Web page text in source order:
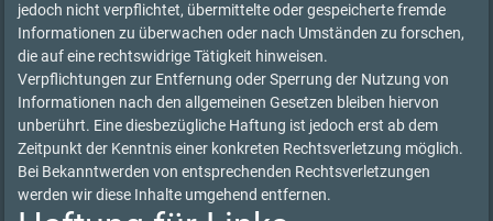
jedoch nicht verpflichtet, übermittelte oder gespeicherte fremde
Informationen zu überwachen oder nach Umständen zu forschen,
die auf eine rechtswidrige Tätigkeit hinweisen.
Verpflichtungen zur Entfernung oder Sperrung der Nutzung von
Informationen nach den allgemeinen Gesetzen bleiben hiervon
unberührt. Eine diesbezügliche Haftung ist jedoch erst ab dem
Zeitpunkt der Kenntnis einer konkreten Rechtsverletzung möglich.
Bei Bekanntwerden von entsprechenden Rechtsverletzungen
werden wir diese Inhalte umgehend entfernen.